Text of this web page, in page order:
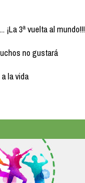
3ª vuelta al mundo!!!
no gustará
la vida